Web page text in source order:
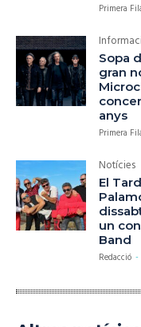
Primera
Sopa
gran
anys
Primera
Notícies
El
un
Band
Redacció -